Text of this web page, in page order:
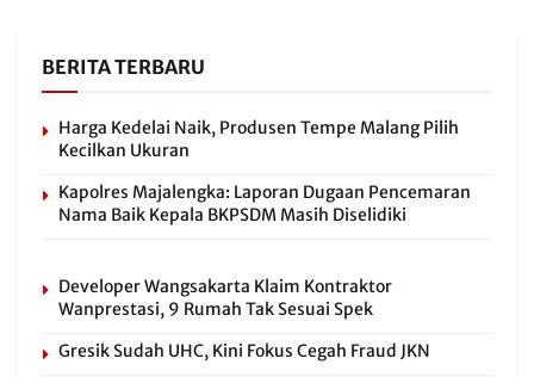
BERITA TERBARU
Harga Kedelai Naik, Produsen Tempe Malang Pilih
Kecilkan Ukuran
Kapolres Majalengka: Laporan Dugaan Pencemaran
Nama Baik Kepala BKPSDM Masih Diselidiki
Developer Wangsakarta Klaim Kontraktor
Wanprestasi, 9 Rumah Tak Sesuai Spek
Gresik Sudah UHC, Kini Fokus Cegah Fraud JKN